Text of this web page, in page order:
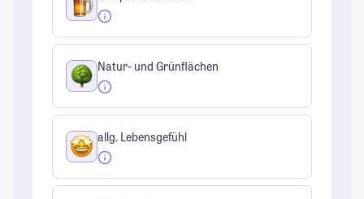
Natur- und Grünflächen
allg. Lebensgefühl